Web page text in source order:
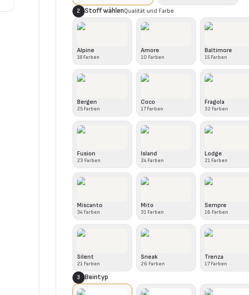
2 Stoff wählenQualität und Farbe
Alpine
18 Farben
Amore
10 Farben
Baltimore
15 Farben
Bergen
25 Farben
Coco
17 Farben
Fragola
32 Farben
Fusion
23 Farben
Island
24 Farben
Lodge
21 Farben
Miscanto
34 Farben
Mito
31 Farben
Sempre
16 Farben
Silent
21 Farben
Sneak
26 Farben
Trenza
17 Farben
3 Beintyp